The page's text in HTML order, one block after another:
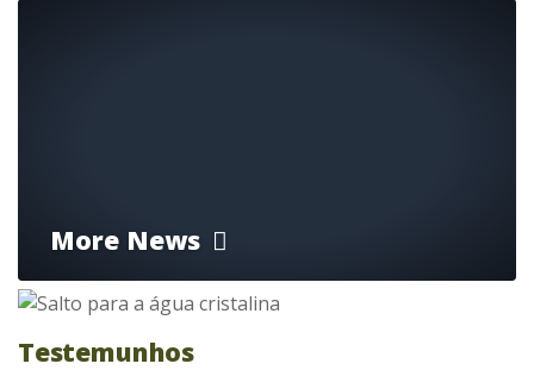
More News
Testemunhos